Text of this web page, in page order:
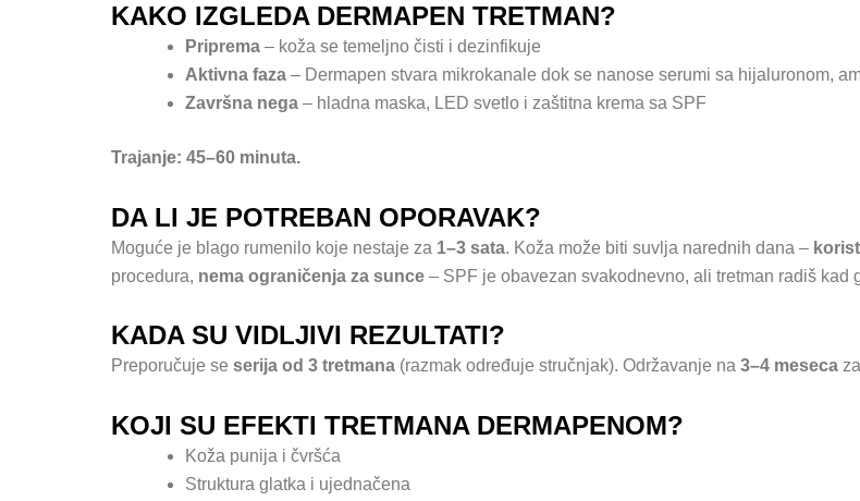
KAKO IZGLEDA DERMAPEN TRETMAN?
Priprema – koža se temeljno čisti i dezinfikuje
Aktivna faza – Dermapen stvara mikrokanale dok se nanose serumi sa hijaluronom,
Završna nega – hladna maska, LED svetlo i zaštitna krema sa SPF
Trajanje: 45–60 minuta.
DA LI JE POTREBAN OPORAVAK?
Moguće je blago rumenilo koje nestaje za 1–3 sata. Koža može biti suvlja narednih dana –
procedura, nema ograničenja za sunce – SPF je obavezan svakodnevno, ali tretman radiš kad
KADA SU VIDLJIVI REZULTATI?
Preporučuje se serija od 3 tretmana (razmak određuje stručnjak). Održavanje na 3–4 meseca
KOJI SU EFEKTI TRETMANA DERMAPENOM?
Koža punija i čvršća
Struktura glatka i ujednačena